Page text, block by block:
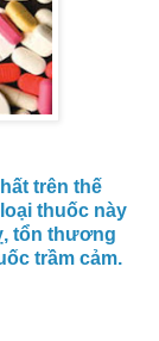
trên thế
thuốc này
tổn thương
trầm cảm.